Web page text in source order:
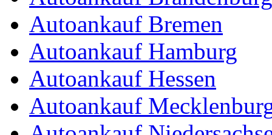
Autoankauf Bremen
Autoankauf Hamburg
Autoankauf Hessen
Autoankauf